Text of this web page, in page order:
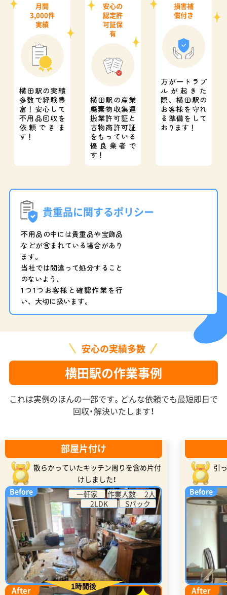
月間
3,000件
実績
横田駅の実績
多数で経験豊
富！ 安心して
不用品回収を
依頼できま
す！
安心の
認定許
可証保
有
横田駅の産業
廃棄物収集運
搬業許可証と
古物商許可証
をもっている
優良業者で
す！
損害補
償付き
万が一トラブ
ルが起きた
際、横田駅の
お客様を守れ
る準備をして
おります！
貴重品に関するポリシー
不用品の中には貴重品や宝飾品
などが含まれている場合があり
ます。
当社では間違って処分すること
のないよう、
1つ1つお客様と確認作業を行
い、大切に扱います。
安心の実績多数
横田駅の作業事例
これは実例のほんの一部です。どんな依頼でも最短即日で
回収・解決いたします！
部屋片付け
散らかっていたキッチン周りを含め片付
けしました！
Before
一軒家
作業人数 2人
2LDK
Sパック
After 1時間後
引
Before
After